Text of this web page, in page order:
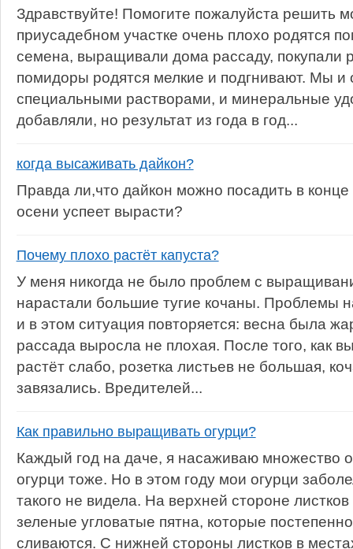
Здравствуйте! Помогите пожалуйста решить
приусадебном участке очень плохо родятся
семена, выращивали дома рассаду, покупали
помидоры родятся мелкие и подгнивают. Мы и
специальными растворами, и минеральные
добавляли, но результат из года в год...
когда высаживать дайкон?
Правда ли,что дайкон можно посадить в
осени успеет вырасти?
Почему плохо растёт капуста?
У меня никогда не было проблем с
нарастали большие тугие кочаны. Проблемы
и в этом ситуация повторяется: весна была
рассада выросла не плохая. После того, как
растёт слабо, розетка листьев не большая,
завязались. Вредителей...
Как правильно выращивать огурци?
Каждый год на даче, я насаживаю множество
огурци тоже. Но в этом году мои огурци
такого не видела. На верхней стороне
зеленые угловатые пятна, которые
сливаются. С нижней стороны листков в